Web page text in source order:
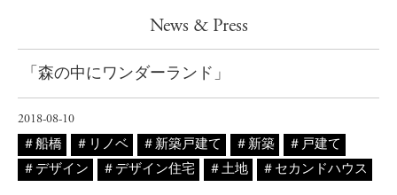
n
News & Press
「森の中にワンダーランド」
2018-08-10
船橋 リノベ 新築戸建て 新築
戸建て
デザイン
デザイン住宅 土地 セカンドハウス